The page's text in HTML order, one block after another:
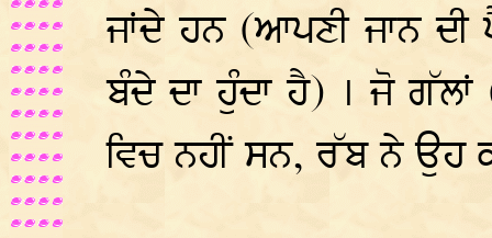
ਜਾਂਦੇ ਹਨ (ਆਪਣੀ ਜਾਨ
ਬੰਦੇ ਦਾ ਹੁੰਦਾ ਹੈ) । ਜੋ
ਵਿਚ ਨਹੀਂ ਸਨ, ਰੱਬ ਨੇ ਉਹ